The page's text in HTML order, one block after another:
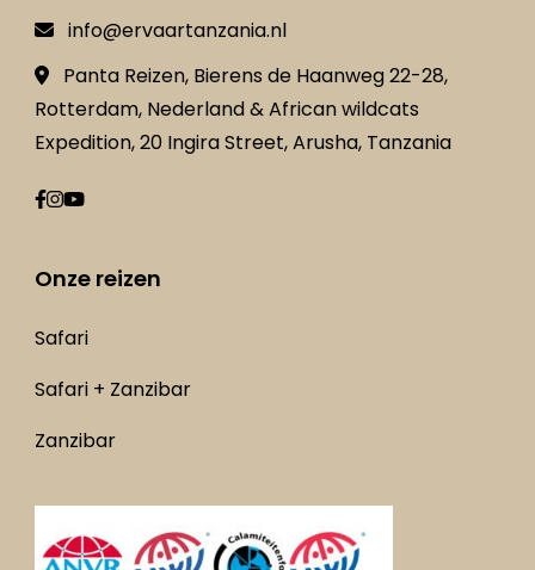
info@ervaartanzania.nl
Panta Reizen, Bierens de Haanweg 22-28,
Rotterdam, Nederland & African wildcats
Expedition, 20 Ingira Street, Arusha, Tanzania
Onze reizen
Safari
Safari + Zanzibar
Zanzibar